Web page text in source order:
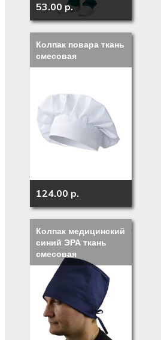
53.00 p.
Колпак повара ткань
смесовая
124.00 p.
Колпак медицинский
синий ЭРА ткань
смесовая